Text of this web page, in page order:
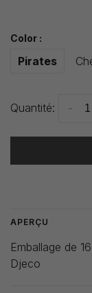
Color :
Pirates
Quantité: -
APERÇU
Emballage de
Djeco